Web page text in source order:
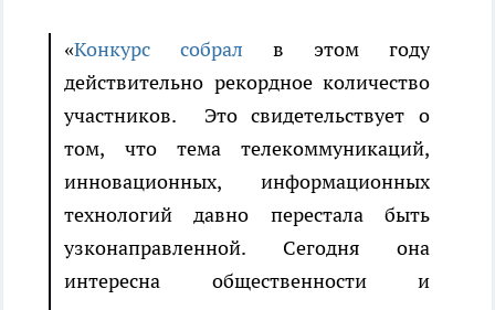
«Конкурс собрал в этом году
действительно рекордное количество
участников. Это свидетельствует о
том, что тема телекоммуникаций,
инновационных, информационных
технологий давно перестала быть
узконаправленной. Сегодня она
интересна общественности и